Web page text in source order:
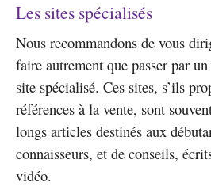
Les sites spécialisés
Nous recommandons de vous
faire autrement que passer par
site spécialisé. Ces sites, s’ils
références à la vente, sont
longs articles destinés aux
connaisseurs, et de conseils,
vidéo.